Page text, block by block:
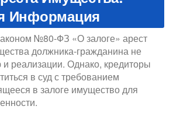
Информация
№80-ФЗ «О залоге» арест
должника-гражданина не
реализации. Однако, кредиторы
в суд с требованием
в залоге имущество для